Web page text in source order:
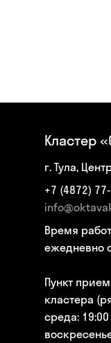
Кластер
г. Тула,
+7 (4872)
Время
ежедневно
Пункт
кластера
среда: